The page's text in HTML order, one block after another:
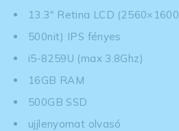
13.3" Retina LCD (2560×1600
500nit) IPS fényes
i5-8259U (max 3.8Ghz)
16GB RAM
500GB SSD
ujjlenyomat olvasó